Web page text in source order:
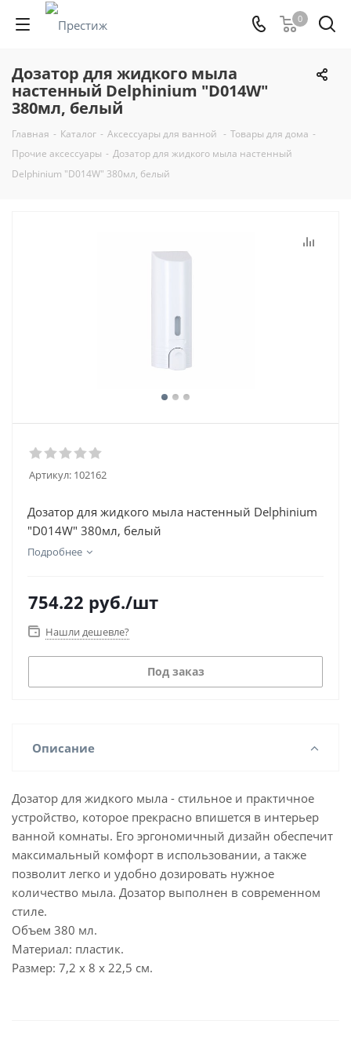
0
Дозатор для жидкого мыла
настенный Delphinium "D014W"
380мл, белый
Главная - Каталог - Аксессуары для ванной - Товары для дома -
Прочие аксессуары - Дозатор для жидкого мыла настенный
Delphinium "D014W" 380мл, белый
Артикул: 102162
Дозатор для жидкого мыла настенный Delphinium
"D014W" 380мл, белый
Подробнее
754.22 руб./шт
Нашли дешевле?
Под заказ
Описание
Дозатор для жидкого мыла - стильное и практичное
устройство, которое прекрасно впишется в интерьер
ванной комнаты. Его эргономичный дизайн обеспечит
максимальный комфорт в использовании, а также
позволит легко и удобно дозировать нужное
количество мыла. Дозатор выполнен в современном
стиле.
Объем 380 мл.
Материал: пластик.
Размер: 7,2 х 8 х 22,5 см.